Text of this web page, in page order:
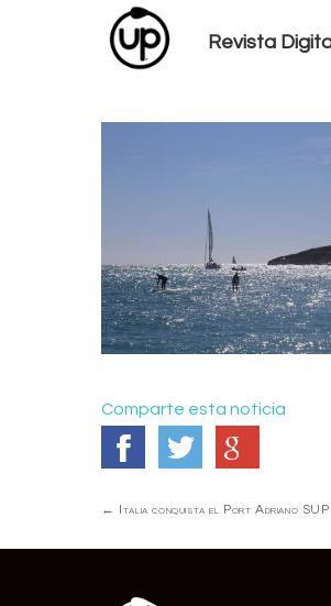
Revista
Comparte esta noticia
Navegación
← Italia conquista el Port Adriano SUP